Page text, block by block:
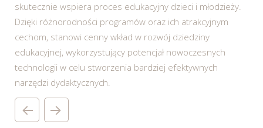
skutecznie wspiera proces edukacyjny dzieci i młodzieży.
Dzięki różnorodności programów oraz ich atrakcyjnym
cechom, stanowi cenny wkład w rozwój dziedziny
edukacyjnej, wykorzystujący potencjał nowoczesnych
technologii w celu stworzenia bardziej efektywnych
narzędzi dydaktycznych.